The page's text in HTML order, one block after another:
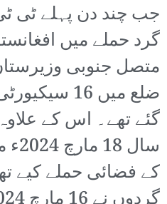
جب چند دن پہلے ٹی
گرد حملے میں
متصل جنوبی
ضلع میں 16
گئے تھے۔ اس کے
کے فضائی حملے